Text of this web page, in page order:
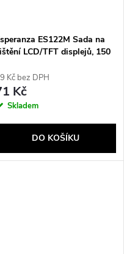
ES122M Sada na
LCD/TFT displejů, 150
Kč bez DPH
Kč
Skladem
DO KOŠÍKU